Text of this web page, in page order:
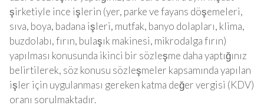
şirketiyle ince işlerin (yer, parke ve fayans döşemeleri,
sıva, boya, badana işleri, mutfak, banyo dolapları, klima,
buzdolabı, fırın, bulaşık makinesi, mikrodalga fırın)
yapılması konusunda ikinci bir sözleşme daha yaptığınız
belirtilerek, söz konusu sözleşmeler kapsamında yapılan
işler için uygulanması gereken katma değer vergisi (KDV)
oranı sorulmaktadır.